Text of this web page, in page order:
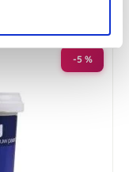
-5 %